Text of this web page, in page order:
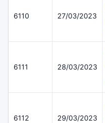
6110 27/03/2023
6111 28/03/2023
6112 29/03/2023